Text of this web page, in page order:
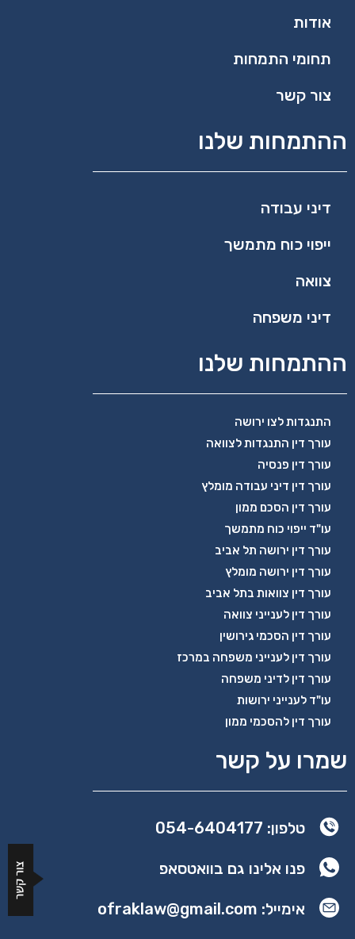
אודות
תחומי התמחות
צור קשר
ההתמחות שלנו
דיני עבודה
ייפוי כוח מתמשך
צוואה
דיני משפחה
ההתמחות שלנו
התנגדות לצו ירושה
עורך דין התנגדות לצוואה
עורך דין פנסיה
עורך דין דיני עבודה מומלץ
עורך דין הסכם ממון
עו"ד ייפוי כוח מתמשך
עורך דין ירושה תל אביב
עורך דין ירושה מומלץ
עורך דין צוואות בתל אביב
עורך דין לענייני צוואה
עורך דין הסכמי גירושין
עורך דין לענייני משפחה במרכז
עורך דין לדיני משפחה
עו"ד לענייני ירושות
עורך דין להסכמי ממון
שמרו על קשר
טלפון: 054-6404177
פנו אלינו גם בוואטסאפ
אימייל: ofraklaw@gmail.com